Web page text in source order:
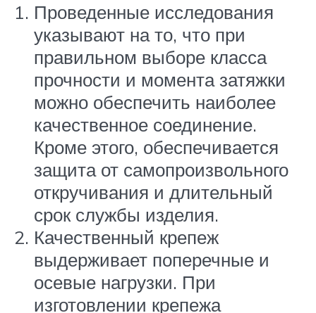
Проведенные исследования
указывают на то, что при
правильном выборе класса
прочности и момента затяжки
можно обеспечить наиболее
качественное соединение.
Кроме этого, обеспечивается
защита от самопроизвольного
откручивания и длительный
срок службы изделия.
Качественный крепеж
выдерживает поперечные и
осевые нагрузки. При
изготовлении крепежа